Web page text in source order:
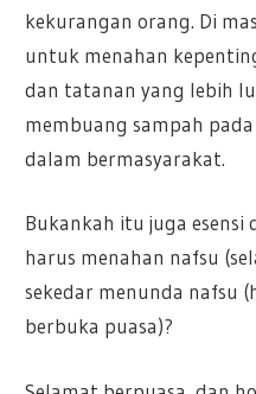
kekurangan orang. Di
untuk menahan
dan tatanan yang lebih
membuang sampah
dalam bermasyarakat.
Bukankah itu juga esensi
harus menahan nafsu
sekedar menunda nafsu
berbuka puasa)?